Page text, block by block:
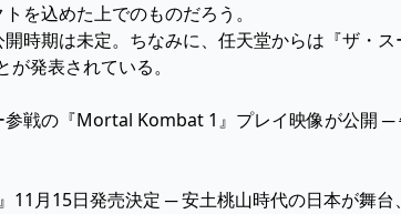
を込めた上でのものだろう。
開時期は未定。ちなみに、任天堂からは『ザ・
発表されている。
参戦の『Mortal Kombat 1』プレイ映像が公開
11月15日発売決定 ─ 安土桃山時代の日本が舞